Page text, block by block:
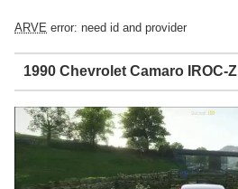
ARVE error: need id and provider
1990 Chevrolet Camaro IROC-Z